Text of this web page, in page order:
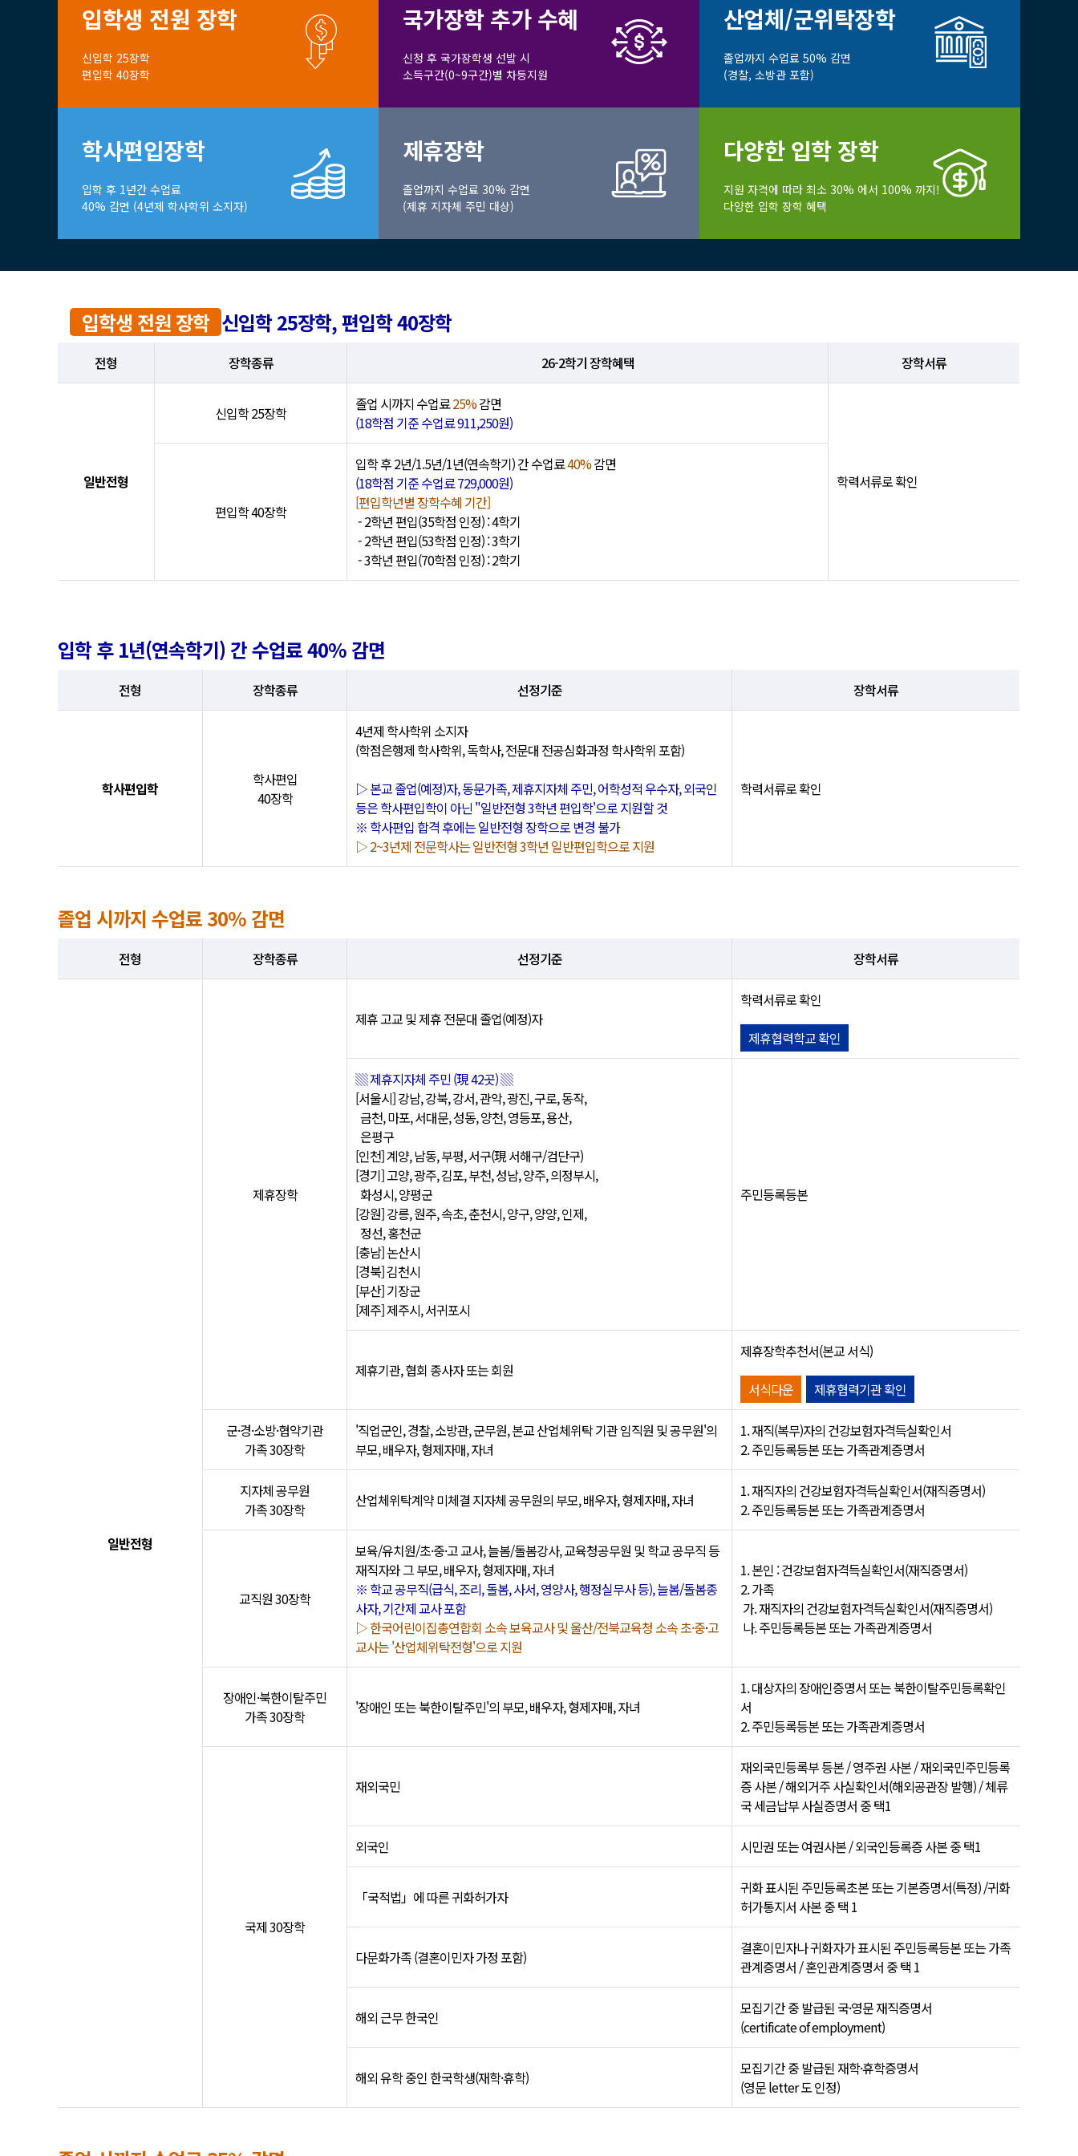
입학생 전원 장학
신입학 25장학
편입학 40장학
국가장학 추가 수혜
신청 후 국가장학생 선발 시
소득구간(0~9구간)별 차등지원
산업체/군위탁장학
졸업까지 수업료 50% 감면
(경찰, 소방관 포함)
학사편입장학
입학 후 1년간 수업료
40% 감면 (4년제 학사학위 소지자)
제휴장학
졸업까지 수업료 30% 감면
(제휴 지자체 주민 대상)
다양한 입학 장학
지원 자격에 따라 최소 30% 에서 100% 까지!
다양한 입학 장학 혜택
입학생 전원 장학 신입학 25장학, 편입학 40장학
전형 장학종류 26-2학기 장학혜택 장학서류
일반전형
신입학 25장학 졸업 시까지 수업료25%감면
(18학점 기준 수업료 911,250원)
학력서류로 확인
편입학 40장학
입학 후 2년/1.5년/1년(연속학기) 간 수업료40%감면
(18학점 기준 수업료 729,000원)
[편입학년별 장학수혜 기간]
- 2학년 편입(35학점 인정) : 4학기
- 2학년 편입(53학점 인정) : 3학기
- 3학년 편입(70학점 인정) : 2학기
입학 후 1년(연속학기) 간 수업료 40% 감면
전형 장학종류 선정기준 장학서류
학사편입학
학사편입
40장학
4년제 학사학위 소지자
(학점은행제 학사학위, 독학사, 전문대 전공심화과정 학사학위 포함)
▷본교 졸업(예정)자, 동문가족, 제휴지자체 주민, 어학성적 우수자, 외국인
등은 학사편입학이 아닌 "일반전형 3학년 편입학'으로 지원할 것
※ 학사편입 합격 후에는 일반전형 장학으로 변경 불가
▷2~3년제 전문학사는 일반전형 3학년 일반편입학으로 지원
학력서류로 확인
졸업 시까지 수업료 30% 감면
전형 장학종류 선정기준 장학서류
일반전형
제휴장학
제휴 고교 및 제휴 전문대 졸업(예정)자
학력서류로 확인
제휴협력학교 확인
▒ 제휴지자체 주민 (現 42곳) ▒
[서울시] 강남, 강북, 강서, 관악, 광진, 구로, 동작,
금천, 마포, 서대문, 성동, 양천, 영등포, 용산,
은평구
[인천] 계양, 남동, 부평, 서구(現 서해구/검단구)
[경기] 고양, 광주, 김포, 부천, 성남, 양주, 의정부시,
화성시, 양평군
[강원] 강릉, 원주, 속초, 춘천시, 양구, 양양, 인제,
정선, 홍천군
[충남] 논산시
[경북] 김천시
[부산] 기장군
[제주] 제주시, 서귀포시
주민등록등본
제휴기관, 협회 종사자 또는 회원
제휴장학추천서(본교 서식)
서식다운
제휴협력기관 확인
군·경·소방·협약기관
가족 30장학
'직업군인, 경찰, 소방관, 군무원, 본교 산업체위탁 기관 임직원 및 공무원'의
부모, 배우자, 형제자매, 자녀
1. 재직(복무)자의 건강보험자격득실확인서
2. 주민등록등본 또는 가족관계증명서
지자체 공무원
가족 30장학
산업체위탁계약 미체결 지자체 공무원의 부모, 배우자, 형제자매, 자녀
1. 재직자의 건강보험자격득실확인서(재직증명서)
2. 주민등록등본 또는 가족관계증명서
교직원 30장학
보육/유치원/초·중·고 교사, 늘봄/돌봄강사, 교육청공무원 및 학교 공무직 등
재직자와 그 부모, 배우자, 형제자매, 자녀
※ 학교 공무직(급식, 조리, 돌봄, 사서, 영양사, 행정실무사 등), 늘봄/돌봄종
사자, 기간제 교사 포함
▷ 한국어린이집총연합회 소속 보육교사 및 울산/전북교육청 소속 초·중·고
교사는 '산업체위탁전형'으로 지원
1. 본인 : 건강보험자격득실확인서(재직증명서)
2. 가족
가. 재직자의 건강보험자격득실확인서(재직증명서)
나. 주민등록등본 또는 가족관계증명서
장애인·북한이탈주민
가족 30장학
'장애인 또는 북한이탈주민'의 부모, 배우자, 형제자매, 자녀
1. 대상자의 장애인증명서 또는 북한이탈주민등록확인
서
2. 주민등록등본 또는 가족관계증명서
국제 30장학
재외국민
재외국민등록부 등본 / 영주권 사본 / 재외국민주민등록
증 사본 / 해외거주 사실확인서(해외공관장 발행) / 체류
국 세금납부 사실증명서 중 택1
외국인 시민권 또는 여권사본 / 외국인등록증 사본 중 택1
「국적법」에 따른 귀화허가자
귀화 표시된 주민등록초본 또는 기본증명서(특정) /귀화
허가통지서 사본 중 택 1
다문화가족 (결혼이민자 가정 포함)
결혼이민자나 귀화자가 표시된 주민등록등본 또는 가족
관계증명서 / 혼인관계증명서 중 택 1
해외 근무 한국인
모집기간 중 발급된 국·영문 재직증명서
(certificate of employment)
해외 유학 중인 한국학생(재학·휴학)
모집기간 중 발급된 재학·휴학증명서
(영문 letter 도 인정)